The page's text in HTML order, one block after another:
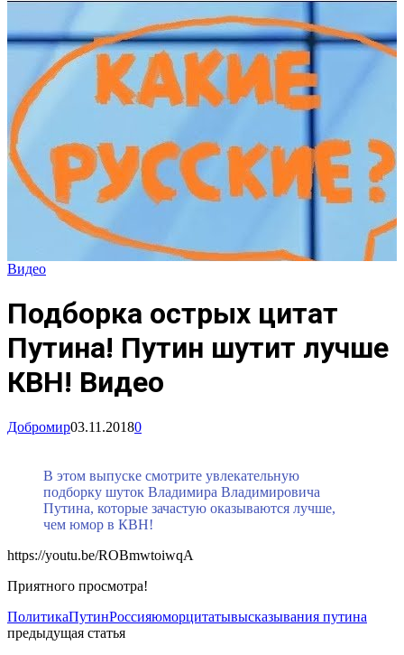
Видео
Подборка острых цитат
Путина! Путин шутит лучше
КВН! Видео
Добромир03.11.20180
В этом выпуске смотрите увлекательную
подборку шуток Владимира Владимировича
Путина, которые зачастую оказываются лучше,
чем юмор в КВН!
https://youtu.be/ROBmwtoiwqA
Приятного просмотра!
ПолитикаПутинРоссияюморцитатывысказывания путина
предыдущая статья